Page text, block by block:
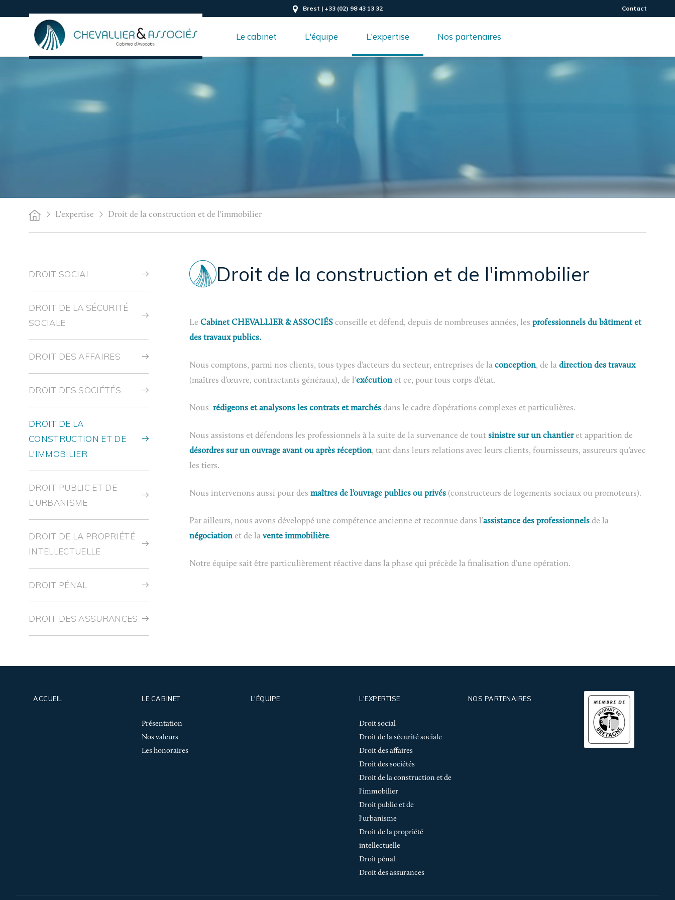
Brest | +33 (02) 98 43 13 32 Contact
Le cabinet L'équipe L'expertise Nos partenaires
L'expertise Droit de la construction et de l'immobilier
DROIT SOCIAL
DROIT DE LA SÉCURITÉ
SOCIALE
DROIT DES AFFAIRES
DROIT DES SOCIÉTÉS
DROIT DE LA
CONSTRUCTION ET DE
L'IMMOBILIER
DROIT PUBLIC ET DE
L'URBANISME
DROIT DE LA PROPRIÉTÉ
INTELLECTUELLE
DROIT PÉNAL
DROIT DES ASSURANCES
Droit de la construction et de l'immobilier
Le Cabinet CHEVALLIER & ASSOCIÉS conseille et défend, depuis de nombreuses années, les professionnels du bâtiment et
des travaux publics.
Nous comptons, parmi nos clients, tous types d’acteurs du secteur, entreprises de la conception, de la direction des travaux
(maîtres d’œuvre, contractants généraux), de l’exécutionet ce, pour tous corps d’état.
Nous rédigeons et analysons les contrats et marchés dans le cadre d’opérations complexes et particulières.
Nous assistons et défendons les professionnels à la suite de la survenance de tout sinistre sur un chantieret apparition de
désordres sur un ouvrage avant ou après réception, tant dans leurs relations avec leurs clients, fournisseurs, assureurs qu’avec
les tiers.
Nous intervenons aussi pour des maîtres de l’ouvrage publics ou privés (constructeurs de logements sociaux ou promoteurs).
Par ailleurs, nous avons développé une compétence ancienne et reconnue dans l’assistance des professionnels de la
négociationet de la vente immobilière.
Notre équipe sait être particulièrement réactive dans la phase qui précède la finalisation d’une opération.
ACCUEIL LE CABINET
Présentation
Nos valeurs
Les honoraires
L'ÉQUIPE L'EXPERTISE
Droit social
Droit de la sécurité sociale
Droit des affaires
Droit des sociétés
Droit de la construction et de
l'immobilier
Droit public et de
l'urbanisme
Droit de la propriété
intellectuelle
Droit pénal
Droit des assurances
NOS PARTENAIRES